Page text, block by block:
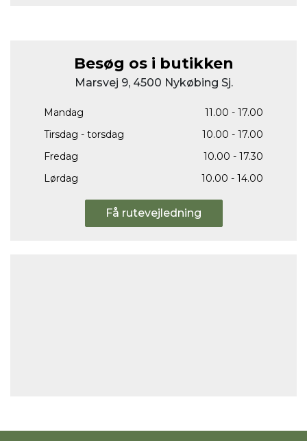
Besøg os i butikken
Marsvej 9, 4500 Nykøbing Sj.
Mandag
11.00 - 17.00
Tirsdag - torsdag
10.00 - 17.00
Fredag
10.00 - 17.30
Lørdag
10.00 - 14.00
Få rutevejledning